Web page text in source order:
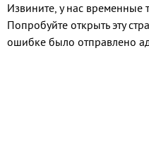
Извините, у нас временные
Попробуйте открыть эту
ошибке было отправлено